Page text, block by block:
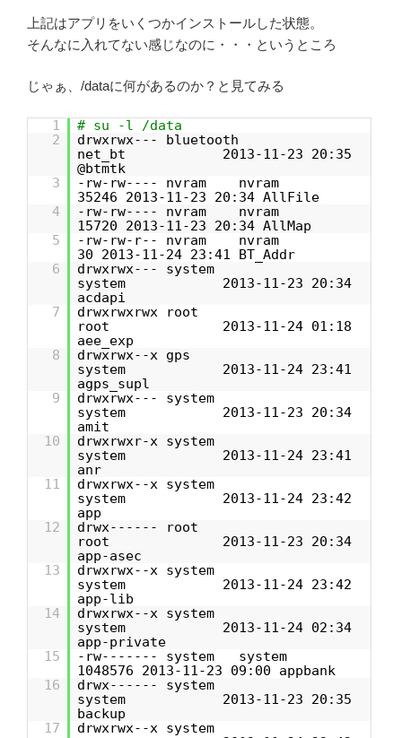
上記はアプリをいくつかインストールした状態。
そんなに入れてない感じなのに・・・というところ
じゃぁ、/dataに何があるのか？と見てみる
1
# su -l /data
2
drwxrwx--- bluetooth
net_bt 2013-11-23 20:35
@btmtk
3
-rw-rw---- nvram nvram
35246 2013-11-23 20:34 AllFile
4
-rw-rw---- nvram nvram
15720 2013-11-23 20:34 AllMap
5
-rw-rw-r-- nvram nvram
30 2013-11-24 23:41 BT_Addr
6
drwxrwx--- system
system 2013-11-23 20:34
acdapi
7
drwxrwxrwx root
root 2013-11-24 01:18
aee_exp
8
drwxrwx--x gps
system 2013-11-24 23:41
agps_supl
9
drwxrwx--- system
system 2013-11-23 20:34
amit
10
drwxrwxr-x system
system 2013-11-24 23:41
anr
11
drwxrwx--x system
system 2013-11-24 23:42
app
12
drwx------ root
root 2013-11-23 20:34
app-asec
13
drwxrwx--x system
system 2013-11-24 23:42
app-lib
14
drwxrwx--x system
system 2013-11-24 02:34
app-private
15
-rw------- system system
1048576 2013-11-23 09:00 appbank
16
drwx------ system
system 2013-11-23 20:35
backup
17
drwxrwx--x system